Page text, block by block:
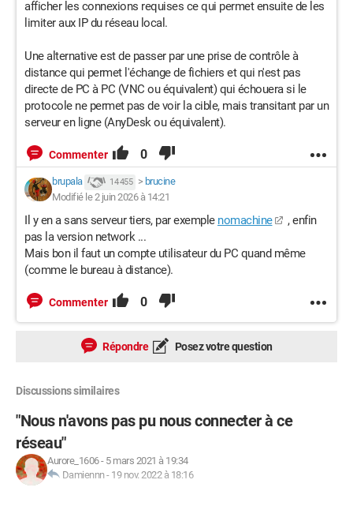
afficher les connexions requises ce qui permet ensuite de les
limiter aux IP du réseau local.
Une alternative est de passer par une prise de contrôle à
distance qui permet l'échange de fichiers et qui n'est pas
directe de PC à PC (VNC ou équivalent) qui échouera si le
protocole ne permet pas de voir la cible, mais transitant par un
serveur en ligne (AnyDesk ou équivalent).
Commenter 0
brupala 14 455 > brucine
Modifié le 2 juin 2026 à 14:21
Il y en a sans serveur tiers, par exemple nomachine
, enfin
pas la version network ...
Mais bon il faut un compte utilisateur du PC quand même
(comme le bureau à distance).
Commenter 0
Répondre Posez votre question
Discussions similaires
"Nous n'avons pas pu nous connecter à ce
réseau"
Aurore_1606- 5 mars 2021 à 19:34
Damiennn- 19 nov. 2022 à 18:16